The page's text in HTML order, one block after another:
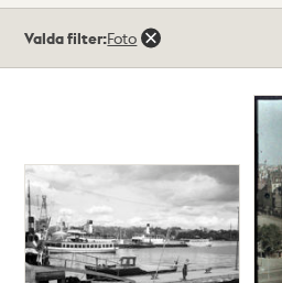
träffar
Valda filter:Foto